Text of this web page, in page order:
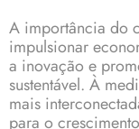
A importância do
impulsionar
a inovação e
sustentável. À
mais
para o